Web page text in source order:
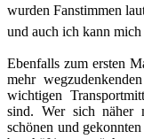
wurden Fanstimmen
und auch ich kann
Ebenfalls zum ersten
mehr
wichtigen
sind. Wer sich näher
schönen und